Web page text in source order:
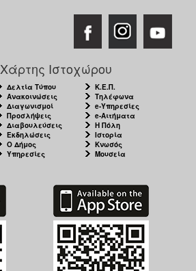
Χάρτης Ιστοχώρου
Δελτία Τύπου
Ανακοινώσεις
Διαγωνισμοί
Προσλήψεις
Διαβουλεύσεις
Εκδηλώσεις
Ο Δήμος
Υπηρεσίες
Κ.Ε.Π.
Τηλέφωνα
e-Υπηρεσίες
e-Αιτήματα
Η Πόλη
Ιστορία
Κνωσός
Μουσεία